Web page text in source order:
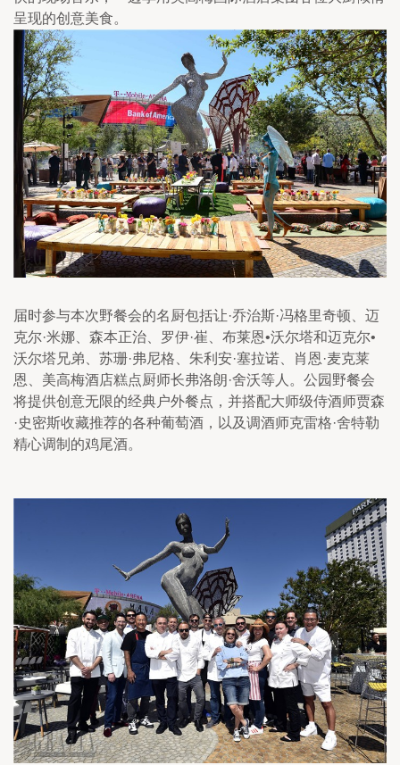
呈现的创意美食。
届时参与本次野餐会的名厨包括让·乔治斯·冯格里奇顿、迈
克尔·米娜、森本正治、罗伊·崔、布莱恩•沃尔塔和迈克尔•
沃尔塔兄弟、苏珊·弗尼格、朱利安·塞拉诺、肖恩·麦克莱
恩、美高梅酒店糕点厨师长弗洛朗·舍沃等人。公园野餐会
将提供创意无限的经典户外餐点，并搭配大师级侍酒师贾森
·史密斯收藏推荐的各种葡萄酒，以及调酒师克雷格·舍特勒
精心调制的鸡尾酒。